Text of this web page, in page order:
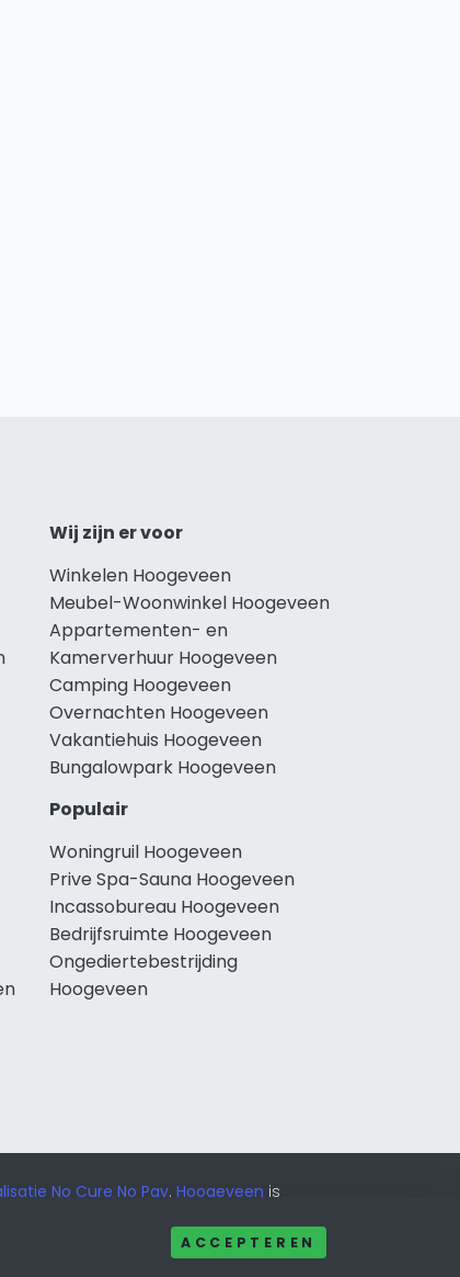
Wij zijn er voor
Winkelen Hoogeveen
Meubel-Woonwinkel Hoogeveen
Appartementen- en
Kamerverhuur Hoogeveen
Camping Hoogeveen
Overnachten Hoogeveen
Vakantiehuis Hoogeveen
Bungalowpark Hoogeveen
Populair
Woningruil Hoogeveen
Prive Spa-Sauna Hoogeveen
Incassobureau Hoogeveen
Bedrijfsruimte Hoogeveen
Ongediertebestrijding
Hoogeveen
No Cure No Pay. Hoogeveen is
ACCEPTEREN